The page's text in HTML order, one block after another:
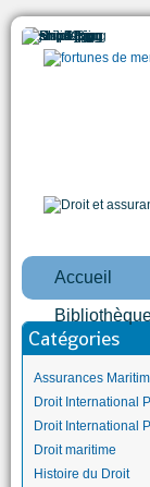
Accueil
Catégories
Assurances
Droit International
Droit International
Droit maritime
Histoire du Droit